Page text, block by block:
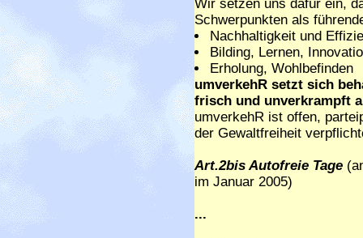
Wir setzen uns dafür ein,
Schwerpunkten als
Nachhaltigkeit und
Bilding, Lernen,
Erholung, Wohlbefinden
umverkehR setzt sich
frisch und unverkrampft
umverkehR ist offen,
der Gewaltfreiheit
Art.2bis Autofreie Tage
im Januar 2005)
...